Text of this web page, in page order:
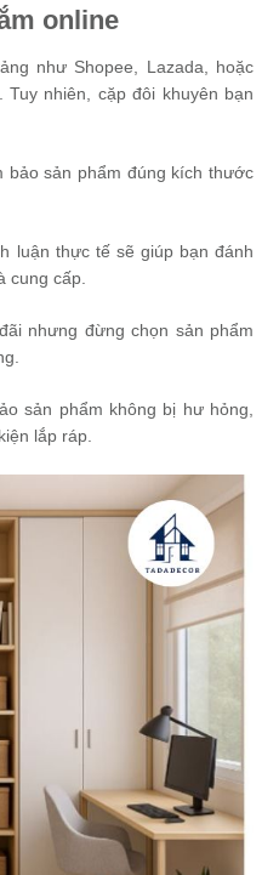
online
như Shopee, Lazada, hoặc
nhiên, cặp đôi khuyên bạn
bảo sản phẩm đúng kích thước
luận thực tế sẽ giúp bạn đánh
cung cấp.
nhưng đừng chọn sản phẩm
sản phẩm không bị hư hỏng,
lắp ráp.